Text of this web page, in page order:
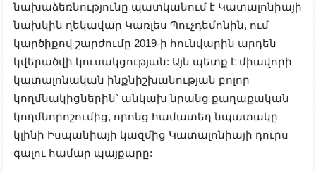
նախաձեռնությունը պատկանում է Կատալոնիայի
նախկին ղեկավար Կառլես Պուչդեմոնին, ում
կարծիքով շարժումը 2019-ի հունվարին արդեն
կվերածվի կուսակցության: Այն պետք է միավորի
կատալոնական ինքնիշխանության բոլոր
կողմնակիցներին՝ անկախ նրանց քաղաքական
կողմնորոշումից, որոնց համատեղ նպատակը
կլինի Իսպանիայի կազմից Կատալոնիայի դուրս
գալու համար պայքարը: